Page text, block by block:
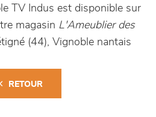
TV Indus est disponible sur
magasin L'Ameublier des
(44), Vignoble nantais
RETOUR